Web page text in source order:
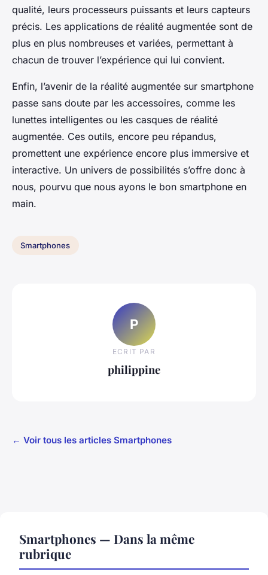
qualité, leurs processeurs puissants et leurs capteurs
précis. Les applications de réalité augmentée sont de
plus en plus nombreuses et variées, permettant à
chacun de trouver l’expérience qui lui convient.
Enfin, l’avenir de la réalité augmentée sur smartphone
passe sans doute par les accessoires, comme les
lunettes intelligentes ou les casques de réalité
augmentée. Ces outils, encore peu répandus,
promettent une expérience encore plus immersive et
interactive. Un univers de possibilités s’offre donc à
nous, pourvu que nous ayons le bon smartphone en
main.
Smartphones
P
ECRIT PAR
philippine
← Voir tous les articles Smartphones
Smartphones — Dans la même
rubrique